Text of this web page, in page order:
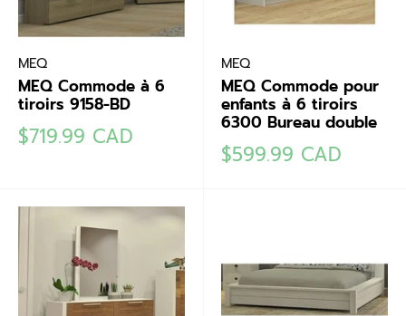
MEQ
MEQ Commode à 6
tiroirs 9158-BD
Prix
réduit
$719.99 CAD
MEQ
MEQ Commode pour
enfants à 6 tiroirs
6300 Bureau double
Prix
réduit
$599.99 CAD